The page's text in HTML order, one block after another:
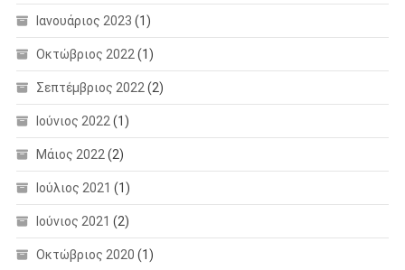
Ιανουάριος 2023 (1)
Οκτώβριος 2022(1)
Σεπτέμβριος 2022(2)
Ιούνιος 2022(1)
Μάιος 2022(2)
Ιούλιος 2021 (1)
Ιούνιος 2021 (2)
Οκτώβριος 2020 (1)